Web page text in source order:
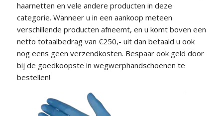
haarnetten en vele andere producten in deze
categorie. Wanneer u in een aankoop meteen
verschillende producten afneemt, en u komt boven een
netto totaalbedrag van €250,- uit dan betaald u ook
nog eens geen verzendkosten. Bespaar ook geld door
bij de goedkoopste in wegwerphandschoenen te
bestellen!